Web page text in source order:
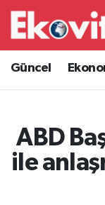
Güncel
ABD
ile
Güncel
Ekonomi
Borsa
İş Dünyası
Hava
Trafik
Süper Lig
Tüm
Son